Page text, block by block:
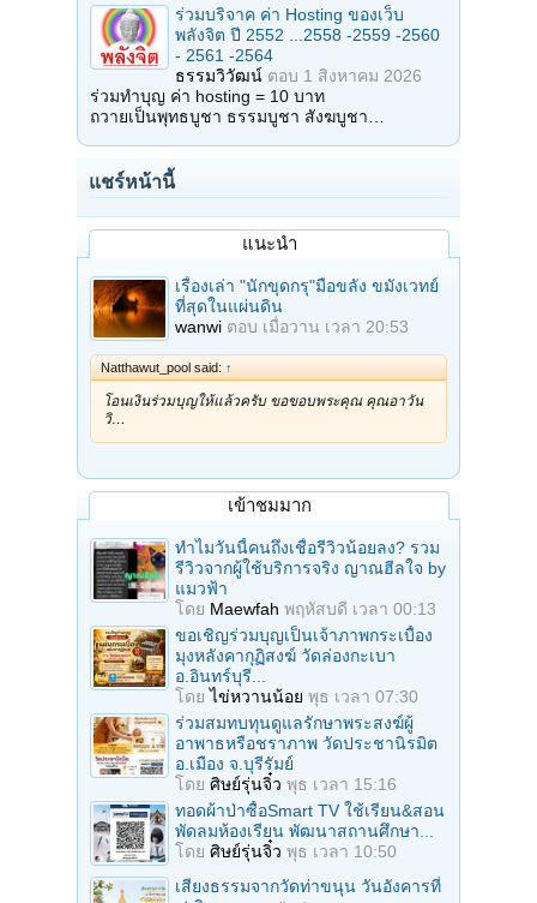
ร่วมบริจาค ค่า Hosting ของเว็บ
พลังจิต ปี 2552 ...2558 -2559 -2560
- 2561 -2564
ธรรมวิวัฒน์ ตอบ 1 สิงหาคม 2026
ร่วมทำบุญ ค่า hosting = 10 บาท
ถวายเป็นพุทธบูชา ธรรมบูชา สังฆบูชา…
แชร์หน้านี้
แนะนำ
เรื่องเล่า "นักขุดกรุ"มือขลัง ขมังเวทย์
ที่สุดในแผ่นดิน
wanwi ตอบ เมื่อวาน เวลา 20:53
Natthawut_pool said: ↑
โอนเงินร่วมบุญให้แล้วครับ ขอขอบพระคุณ คุณอาวัน
วิ…
เข้าชมมาก
ทำไมวันนี้คนถึงเชื่อรีวิวน้อยลง? รวม
รีวิวจากผู้ใช้บริการจริง ญาณฮีลใจ by
แมวฟ้า
โดย Maewfah พฤหัสบดี เวลา 00:13
ขอเชิญร่วมบุญเป็นเจ้าภาพกระเบื้อง
มุงหลังคากุฏิสงฆ์ วัดล่องกะเบา
อ.อินทร์บุรี...
โดยไข่หวานน้อย พุธ เวลา 07:30
ร่วมสมทบทุนดูแลรักษาพระสงฆ์ผู้
อาพาธหรือชราภาพ วัดประชานิรมิต
อ.เมือง จ.บุรีรัมย์
โดย ศิษย์รุ่นจิ๋ว พุธ เวลา 15:16
ทอดผ้าป่าซื้อSmart TV ใช้เรียน&สอน
พัดลมห้องเรียน พัฒนาสถานศึกษา...
โดย ศิษย์รุ่นจิ๋ว พุธ เวลา 10:50
เสียงธรรมจากวัดท่าขนุน วันอังคารที่